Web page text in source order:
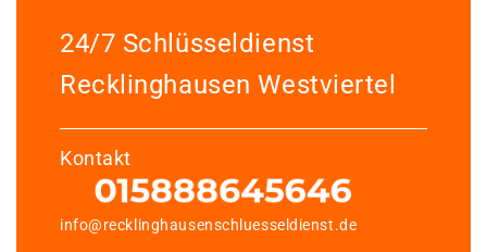
24/7 Schlüsseldienst
Recklinghausen Westviertel
Kontakt
info@recklinghausenschluesseldienst.de